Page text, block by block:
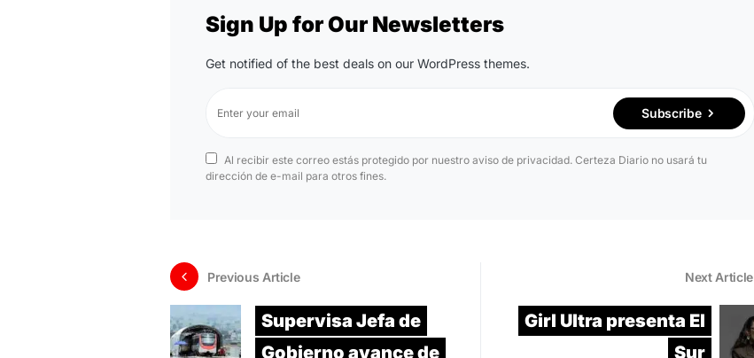
Sign Up for Our Newsletters
Get notified of the best deals on our WordPress themes.
Subscribe
Al recibir este correo estás protegido por nuestro aviso de privacidad. Certeza Diario no usará tu
dirección de e-mail para otros fines.
Previous Article
Supervisa Jefa de
Gobierno avance de
Next Article
Girl Ultra presenta El
Sur